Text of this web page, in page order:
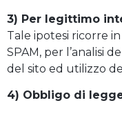
3) Per legittimo
Tale ipotesi ricorre
SPAM, per l’analisi
del sito ed utilizzo
4) Obbligo di